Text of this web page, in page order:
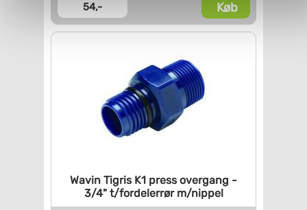
personoplysninger, ved at klikke
54,- Køb
Wavin Tigris K1 press overgang -
3/4" t/fordelerrør m/nippel